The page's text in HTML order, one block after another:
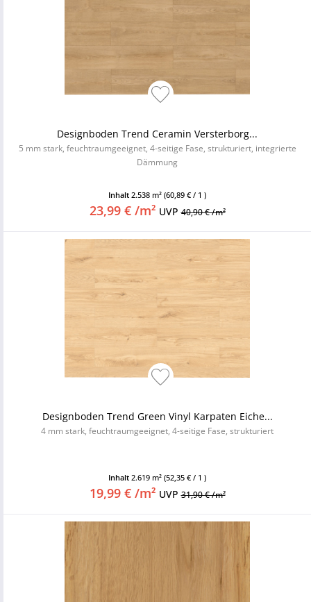
Designboden Trend Ceramin Versterborg...
5 mm stark, feuchtraumgeeignet, 4-seitige Fase, strukturiert, integrierte
Dämmung
Inhalt 2.538 m² (60,89 € / 1 )
23,99 € /m² UVP40,90 € /m²
Designboden Trend Green Vinyl Karpaten Eiche...
4 mm stark, feuchtraumgeeignet, 4-seitige Fase, strukturiert
Inhalt 2.619 m² (52,35 € / 1 )
19,99 € /m² UVP31,90 € /m²